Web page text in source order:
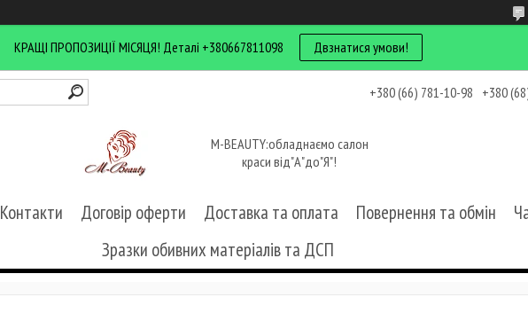
КРАЩІ ПРОПОЗИЦІЇ МІСЯЦЯ! Деталі +380667811098 Двзнатися умови!
+380 (66) 781-10-98 +380
M-BEAUTY:обладнаємо салон
краси від"А"до"Я"!
Контакти Договір оферти Доставка та оплата Повернення та обмін
Зразки обивних матеріалів та ДСП